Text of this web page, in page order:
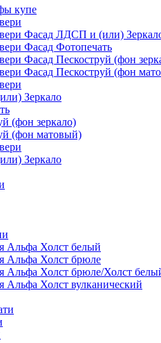
купе
Фасад ЛДСП и (или)
Фасад Фотопечать
Фасад Пескоструй (фон
Фасад Пескоструй (фон
Зеркало
(фон зеркало)
(фон матовый)
Зеркало
Альфа Холст белый
Альфа Холст брюле
Альфа Холст брюле/Холст
Альфа Холст вулканический